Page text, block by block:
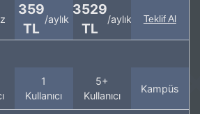
359
TL
/aylık
3529
TL
/aylık Teklif Al
1
Kullanıcı
5+
Kullanıcı
Kampüs